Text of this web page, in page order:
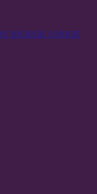
pictural colorat